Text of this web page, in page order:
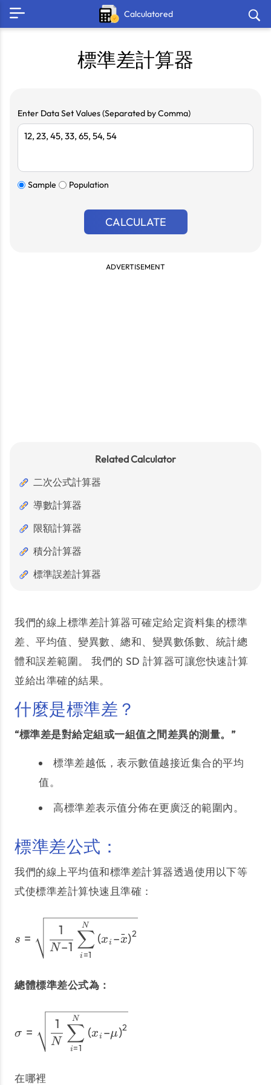
Calculatored
標準差計算器
Enter Data Set Values (Separated by Comma)
Sample Population
CALCULATE
ADVERTISEMENT
Related Calculator
二次公式計算器
導數計算器
限額計算器
積分計算器
標準誤差計算器
我們的線上標準差計算器可確定給定資料集的標準
差、平均值、變異數、總和、變異數係數、統計總
體和誤差範圍。 我們的 SD 計算器可讓您快速計算
並給出準確的結果。
什麼是標準差？
“標準差是對給定組或一組值之間差異的測量。”
標準差越低，表示數值越接近集合的平均
值。
高標準差表示值分佈在更廣泛的範圍內。
標準差公式：
我們的線上平均值和標準差計算器透過使用以下等
式使標準差計算快速且準確：
s =
N –1
1
i=1
∑
N
(xi –x
ˉ)2
總體標準差公式為：
σ =
N
1
i=1
∑
N
(xi –μ)2
在哪裡